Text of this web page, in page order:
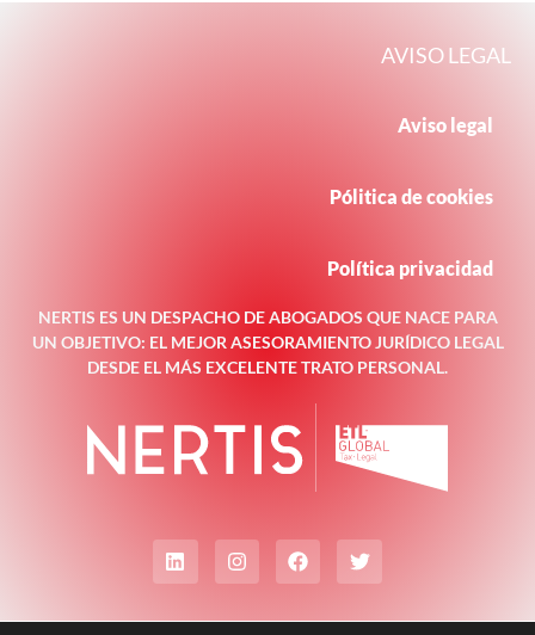
NERTIS ES UN DESPACHO DE ABOGADOS QUE NACE PARA
UN OBJETIVO: EL MEJOR ASESORAMIENTO JURÍDICO LEGAL
DESDE EL MÁS EXCELENTE TRATO PERSONAL.
AVISO LEGAL
Aviso legal
Pólitica de cookies
Política privacidad